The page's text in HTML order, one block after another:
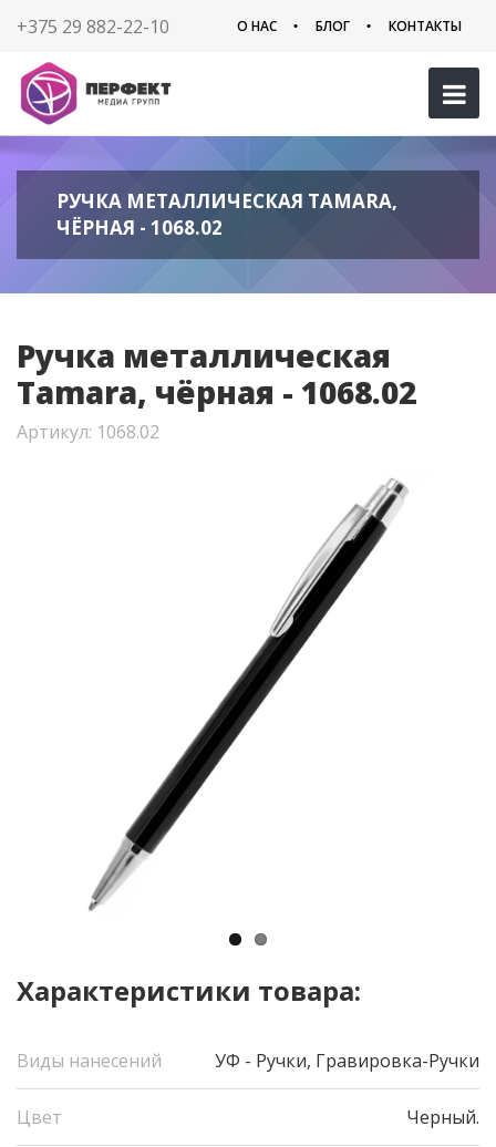
+375 29 882-22-10 О НАС БЛОГ КОНТАКТЫ
РУЧКА МЕТАЛЛИЧЕСКАЯ TAMARA,
ЧЁРНАЯ - 1068.02
Ручка металлическая
Tamara, чёрная - 1068.02
Артикул: 1068.02
Характеристики товара:
Виды нанесений УФ - Pучки, Гравировка-Pучки
Цвет Черный.